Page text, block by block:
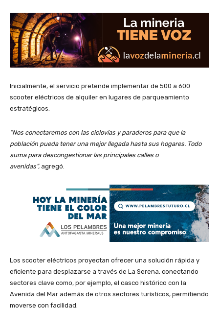
Inicialmente, el servicio pretende implementar de 500 a 600
scooter eléctricos de alquiler en lugares de parqueamiento
estratégicos.
“Nos conectaremos con las ciclovías y paraderos para que la
población pueda tener una mejor llegada hasta sus hogares. Todo
suma para descongestionar las principales calles o
avenidas”, agregó.
Los scooter eléctricos proyectan ofrecer una solución rápida y
eficiente para desplazarse a través de La Serena, conectando
sectores clave como, por ejemplo, el casco histórico con la
Avenida del Mar además de otros sectores turísticos, permitiendo
moverse con facilidad.